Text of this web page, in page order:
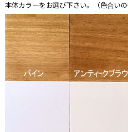
本体カラーをお選び下さい。（色合いの